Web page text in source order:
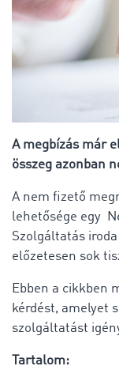
A megbízás már
összeg azonban
A nem fizető
lehetősége egy
Szolgáltatás
előzetesen sok
Ebben a cikkben
kérdést, amelyet
szolgáltatást
Tartalom: